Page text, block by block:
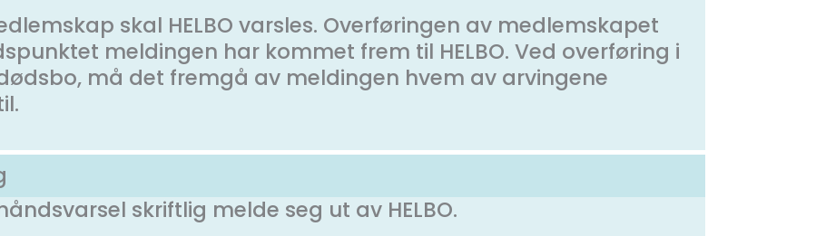
skal HELBO varsles. Overføringen av medlemskapet
meldingen har kommet frem til HELBO. Ved overføring i
må det fremgå av meldingen hvem av arvingene
skriftlig melde seg ut av HELBO.